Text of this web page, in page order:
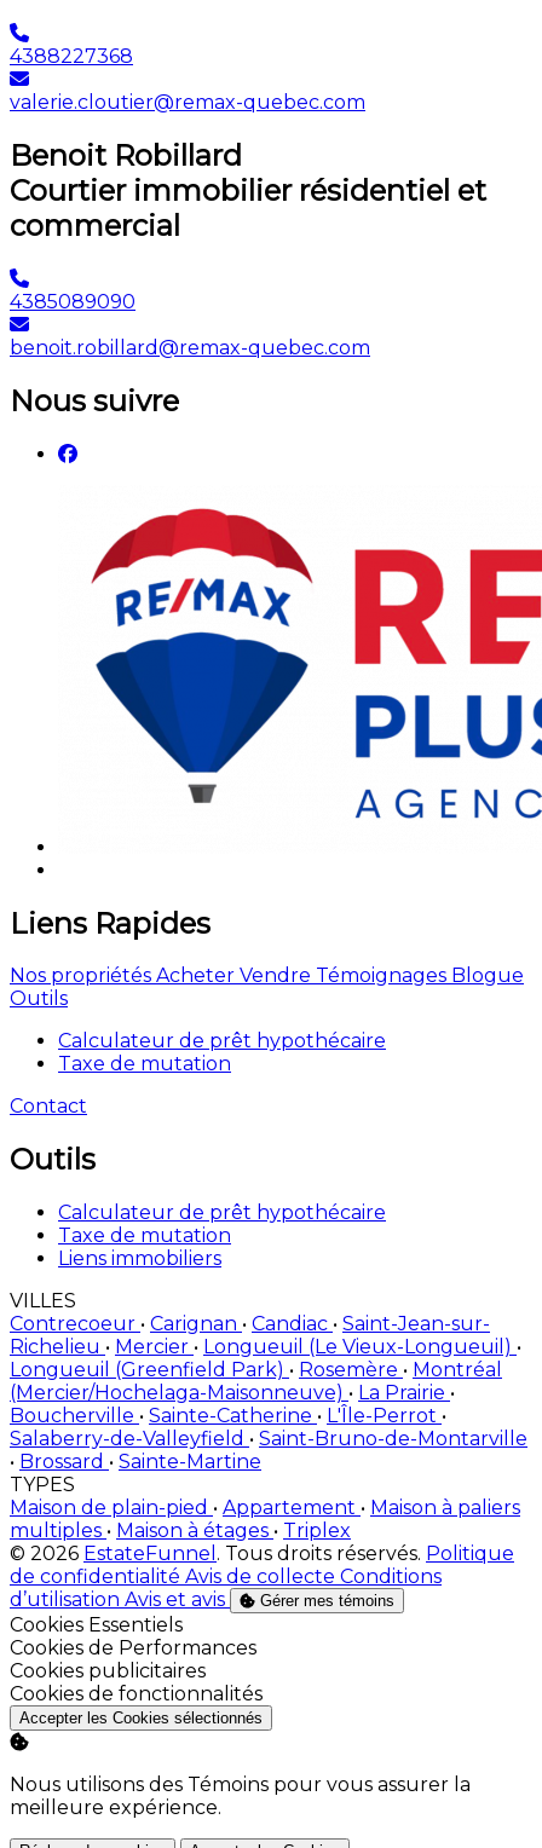
4388227368
valerie.cloutier@remax-quebec.com
Benoit Robillard
Courtier immobilier résidentiel et
commercial
4385089090
benoit.robillard@remax-quebec.com
Nous suivre
Liens Rapides
Nos propriétés Acheter Vendre Témoignages Blogue
Outils
Calculateur de prêt hypothécaire
Taxe de mutation
Contact
Outils
Calculateur de prêt hypothécaire
Taxe de mutation
Liens immobiliers
VILLES
Contrecoeur • Carignan • Candiac • Saint-Jean-sur-
Richelieu • Mercier • Longueuil (Le Vieux-Longueuil) •
Longueuil (Greenfield Park) • Rosemère • Montréal
(Mercier/Hochelaga-Maisonneuve) • La Prairie •
Boucherville • Sainte-Catherine • L'Île-Perrot •
Salaberry-de-Valleyfield • Saint-Bruno-de-Montarville
• Brossard • Sainte-Martine
TYPES
Maison de plain-pied • Appartement • Maison à paliers
multiples • Maison à étages • Triplex
© 2026 EstateFunnel . Tous droits réservés. Politique
de confidentialité Avis de collecte Conditions
d’utilisation Avis et avis Gérer mes témoins
Activer
Cookies Essentiels
Activer
Cookies de Performances
Activer
Cookies publicitaires
Activer
Cookies de fonctionnalités
Accepter les Cookies sélectionnés
Nous utilisons des Témoins pour vous assurer la
meilleure expérience.